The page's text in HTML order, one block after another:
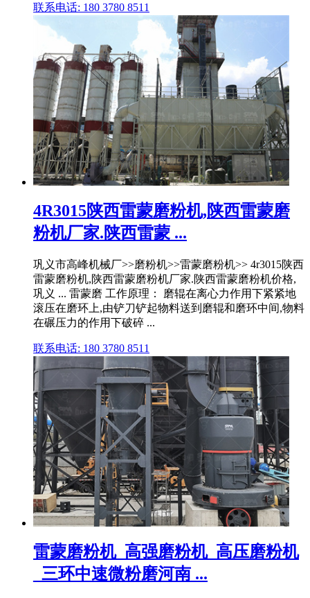
联系电话: 180 3780 8511
4R3015陕西雷蒙磨粉机,陕西雷蒙磨
粉机厂家.陕西雷蒙 ...
巩义市高峰机械厂>>磨粉机>>雷蒙磨粉机>> 4r3015陕西
雷蒙磨粉机,陕西雷蒙磨粉机厂家.陕西雷蒙磨粉机价格,
巩义 ... 雷蒙磨 工作原理： 磨辊在离心力作用下紧紧地
滚压在磨环上,由铲刀铲起物料送到磨辊和磨环中间,物料
在碾压力的作用下破碎 ...
联系电话: 180 3780 8511
雷蒙磨粉机_高强磨粉机_高压磨粉机
_三环中速微粉磨河南 ...